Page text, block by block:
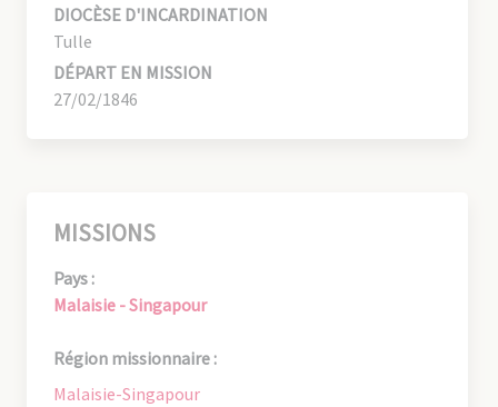
DIOCÈSE D'INCARDINATION
Tulle
DÉPART EN MISSION
27/02/1846
MISSIONS
Pays :
Malaisie - Singapour
Région missionnaire :
Malaisie-Singapour